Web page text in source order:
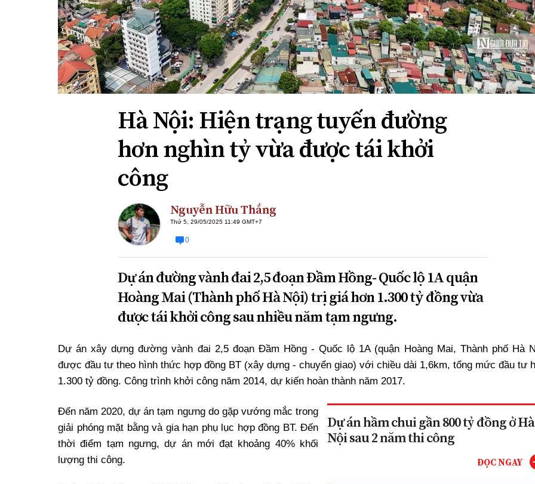
Xi nhan Trái Phải
Bạn đọc viết
Hà Nội: Hiện trạng tuyến đường
hơn nghìn tỷ vừa được tái khởi
công
Nguyễn Hữu Thắng
Thứ 5, 29/05/2025 11:49 GMT+7
0
Dự án đường vành đai 2,5 đoạn Đầm Hồng- Quốc lộ 1A quận
Hoàng Mai (Thành phố Hà Nội) trị giá hơn 1.300 tỷ đồng vừa
được tái khởi công sau nhiều năm tạm ngưng.
Dự án xây dựng đường vành đai 2,5 đoạn Đầm Hồng - Quốc lộ 1A (quận Hoàng Mai, Thành phố Hà
được đầu tư theo hình thức hợp đồng BT (xây dựng - chuyển giao) với chiều dài 1,6km, tổng mức đầu tư
1.300 tỷ đồng. Công trình khởi công năm 2014, dự kiến hoàn thành năm 2017.
Dự án hầm chui gần 800 tỷ đồng ở Hà
Nội sau 2 năm thi công
ĐỌC NGAY
Đến năm 2020, dự án tạm ngưng do gặp vướng mắc trong
giải phóng mặt bằng và gia hạn phụ lục hợp đồng BT. Đến
thời điểm tạm ngưng, dự án mới đạt khoảng 40% khối
lượng thi công.